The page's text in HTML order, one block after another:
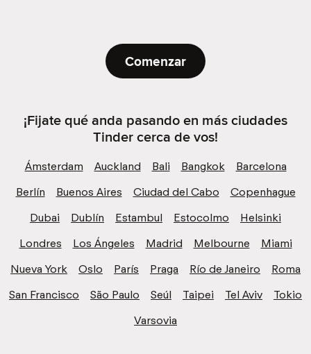
Comenzar
¡Fijate qué anda pasando en más ciudades
Tinder cerca de vos!
Ámsterdam Auckland Bali Bangkok
Barcelona
Berlín
Buenos Aires Ciudad del Cabo
Copenhague
Dubai
Dublín Estambul Estocolmo
Helsinki
Londres
Los Ángeles Madrid Melbourne
Miami
Nueva York
Oslo París Praga Río de Janeiro
Roma
San Francisco
São Paulo Seúl Taipei Tel Aviv
Tokio
Varsovia